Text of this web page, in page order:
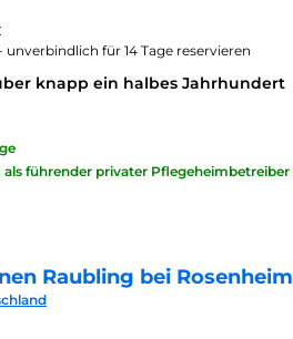
für 14 Tage reservieren
knapp ein halbes Jahrhundert
führender privater Pflegeheimbetreiber
Raubling bei Rosenheim